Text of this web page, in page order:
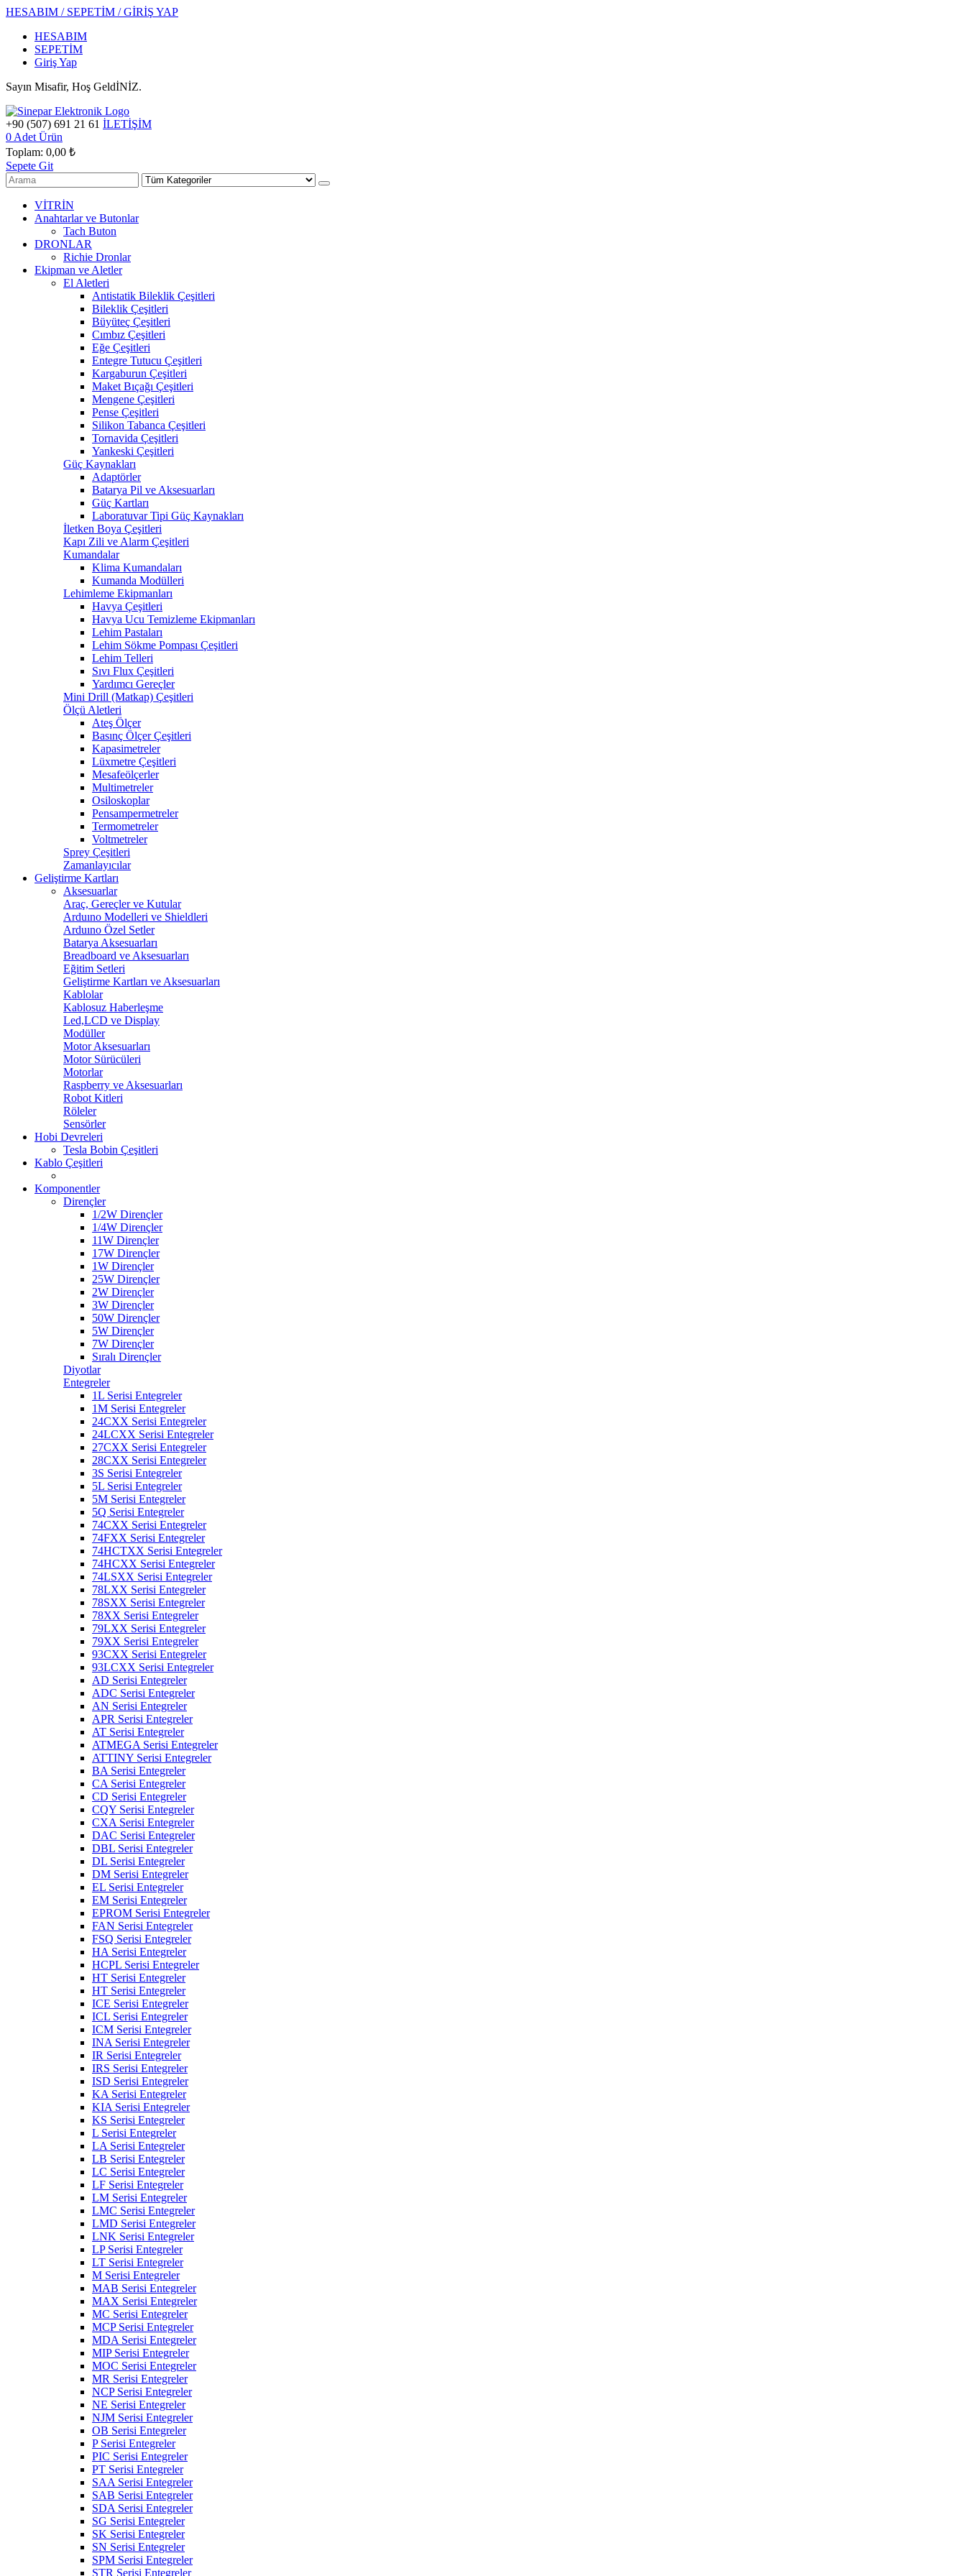
HESABIM / SEPETİM / GİRİŞ YAP
HESABIM
SEPETİM
Giriş Yap
Sayın Misafir, Hoş GeldİNİZ.
+90 (507) 691 21 61 İLETİŞİM
0 Adet Ürün
Toplam: 0,00 ₺
Sepete Git
VİTRİN
Anahtarlar ve Butonlar
Tach Buton
DRONLAR
Richie Dronlar
Ekipman ve Aletler
El Aletleri
Antistatik Bileklik Çeşitleri
Bileklik Çeşitleri
Büyüteç Çeşitleri
Cımbız Çeşitleri
Eğe Çeşitleri
Entegre Tutucu Çeşitleri
Kargaburun Çeşitleri
Maket Bıçağı Çeşitleri
Mengene Çeşitleri
Pense Çeşitleri
Silikon Tabanca Çeşitleri
Tornavida Çeşitleri
Yankeski Çeşitleri
Güç Kaynakları
Adaptörler
Batarya Pil ve Aksesuarları
Güç Kartları
Laboratuvar Tipi Güç Kaynakları
İletken Boya Çeşitleri
Kapı Zili ve Alarm Çeşitleri
Kumandalar
Klima Kumandaları
Kumanda Modülleri
Lehimleme Ekipmanları
Havya Çeşitleri
Havya Ucu Temizleme Ekipmanları
Lehim Pastaları
Lehim Sökme Pompası Çeşitleri
Lehim Telleri
Sıvı Flux Çeşitleri
Yardımcı Gereçler
Mini Drill (Matkap) Çeşitleri
Ölçü Aletleri
Ateş Ölçer
Basınç Ölçer Çeşitleri
Kapasimetreler
Lüxmetre Çeşitleri
Mesafeölçerler
Multimetreler
Osiloskoplar
Pensampermetreler
Termometreler
Voltmetreler
Sprey Çeşitleri
Zamanlayıcılar
Geliştirme Kartları
Aksesuarlar
Araç, Gereçler ve Kutular
Arduıno Modelleri ve Shieldleri
Arduıno Özel Setler
Batarya Aksesuarları
Breadboard ve Aksesuarları
Eğitim Setleri
Geliştirme Kartları ve Aksesuarları
Kablolar
Kablosuz Haberleşme
Led,LCD ve Display
Modüller
Motor Aksesuarları
Motor Sürücüleri
Motorlar
Raspberry ve Aksesuarları
Robot Kitleri
Röleler
Sensörler
Hobi Devreleri
Tesla Bobin Çeşitleri
Kablo Çeşitleri
Komponentler
Dirençler
1/2W Dirençler
1/4W Dirençler
11W Dirençler
17W Dirençler
1W Dirençler
25W Dirençler
2W Dirençler
3W Dirençler
50W Dirençler
5W Dirençler
7W Dirençler
Sıralı Dirençler
Diyotlar
Entegreler
1L Serisi Entegreler
1M Serisi Entegreler
24CXX Serisi Entegreler
24LCXX Serisi Entegreler
27CXX Serisi Entegreler
28CXX Serisi Entegreler
3S Serisi Entegreler
5L Serisi Entegreler
5M Serisi Entegreler
5Q Serisi Entegreler
74CXX Serisi Entegreler
74FXX Serisi Entegreler
74HCTXX Serisi Entegreler
74HCXX Serisi Entegreler
74LSXX Serisi Entegreler
78LXX Serisi Entegreler
78SXX Serisi Entegreler
78XX Serisi Entegreler
79LXX Serisi Entegreler
79XX Serisi Entegreler
93CXX Serisi Entegreler
93LCXX Serisi Entegreler
AD Serisi Entegreler
ADC Serisi Entegreler
AN Serisi Entegreler
APR Serisi Entegreler
AT Serisi Entegreler
ATMEGA Serisi Entegreler
ATTINY Serisi Entegreler
BA Serisi Entegreler
CA Serisi Entegreler
CD Serisi Entegreler
CQY Serisi Entegreler
CXA Serisi Entegreler
DAC Serisi Entegreler
DBL Serisi Entegreler
DL Serisi Entegreler
DM Serisi Entegreler
EL Serisi Entegreler
EM Serisi Entegreler
EPROM Serisi Entegreler
FAN Serisi Entegreler
FSQ Serisi Entegreler
HA Serisi Entegreler
HCPL Serisi Entegreler
HT Serisi Entegreler
HT Serisi Entegreler
ICE Serisi Entegreler
ICL Serisi Entegreler
ICM Serisi Entegreler
INA Serisi Entegreler
IR Serisi Entegreler
IRS Serisi Entegreler
ISD Serisi Entegreler
KA Serisi Entegreler
KIA Serisi Entegreler
KS Serisi Entegreler
L Serisi Entegreler
LA Serisi Entegreler
LB Serisi Entegreler
LC Serisi Entegreler
LF Serisi Entegreler
LM Serisi Entegreler
LMC Serisi Entegreler
LMD Serisi Entegreler
LNK Serisi Entegreler
LP Serisi Entegreler
LT Serisi Entegreler
M Serisi Entegreler
MAB Serisi Entegreler
MAX Serisi Entegreler
MC Serisi Entegreler
MCP Serisi Entegreler
MDA Serisi Entegreler
MIP Serisi Entegreler
MOC Serisi Entegreler
MR Serisi Entegreler
NCP Serisi Entegreler
NE Serisi Entegreler
NJM Serisi Entegreler
OB Serisi Entegreler
P Serisi Entegreler
PIC Serisi Entegreler
PT Serisi Entegreler
SAA Serisi Entegreler
SAB Serisi Entegreler
SDA Serisi Entegreler
SG Serisi Entegreler
SK Serisi Entegreler
SN Serisi Entegreler
SPM Serisi Entegreler
STR Serisi Entegreler